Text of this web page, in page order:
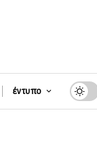
έντυπο